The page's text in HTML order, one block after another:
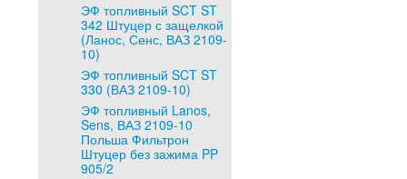
ЭФ топливный SCT ST
342 Штуцер с защелкой
(Ланос, Сенс, ВАЗ 2109-
10)
ЭФ топливный SCT ST
330 (ВАЗ 2109-10)
ЭФ топливный Lanos,
Sens, ВАЗ 2109-10
Польша Фильтрон
Штуцер без зажима PP
905/2